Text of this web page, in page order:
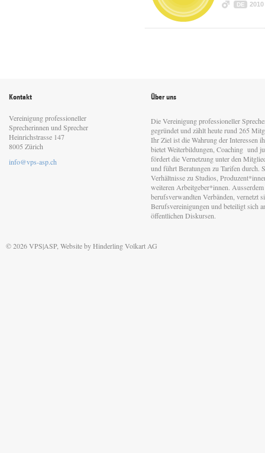
DE 2010
Kontakt
Vereinigung professioneller
Sprecherinnen und Sprecher
Heinrichstrasse 147
8005 Zürich
info@vps-asp.ch
Über uns
Die Vereinigung professioneller
gegründet und zählt heute rund 265
Ihr Ziel ist die Wahrung der Interessen
bietet Weiterbildungen, Coaching und
fördert die Vernetzung unter den
und führt Beratungen zu Tarifen durch.
Verhältnisse zu Studios,
weiteren Arbeitgeber*innen.
berufsverwandten Verbänden, vernetzt
Berufsvereinigungen und beteiligt sich
öffentlichen Diskursen.
© 2026 VPS|ASP, Website byHinderling Volkart AG